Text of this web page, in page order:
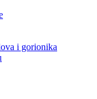
i gorionika